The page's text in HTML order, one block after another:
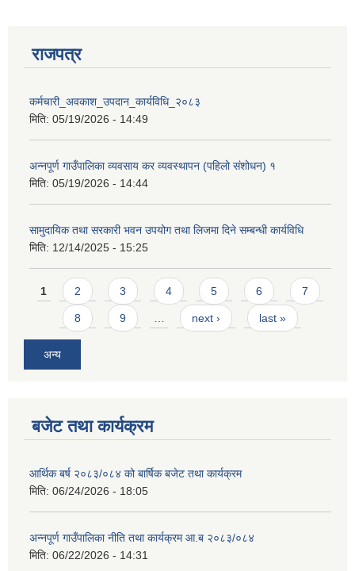
राजपत्र
कर्मचारी_अवकाश_उपदान_कार्यविधि_२०८३
मिति: 05/19/2026 - 14:49
अन्नपूर्ण गाउँपालिका व्यवसाय कर व्यवस्थापन (पहिलो संशोधन) १
मिति: 05/19/2026 - 14:44
सामुदायिक तथा सरकारी भवन उपयोग तथा लिजमा दिने सम्बन्धी कार्यविधि
मिति: 12/14/2025 - 15:25
Pages
1 2 3 4 5 6 7
8 9 next › last »
अन्य
बजेट तथा कार्यक्रम
आर्थिक बर्ष २०८३/०८४ को बार्षिक बजेट तथा कार्यक्रम
मिति: 06/24/2026 - 18:05
अन्नपूर्ण गाउँपालिका नीति तथा कार्यक्रम आ.ब २०८३/०८४
मिति: 06/22/2026 - 14:31